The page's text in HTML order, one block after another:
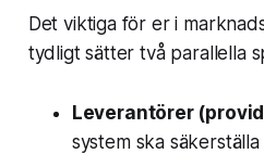
Det viktiga för er i
tydligt sätter två parallella
Leverantörer
system ska